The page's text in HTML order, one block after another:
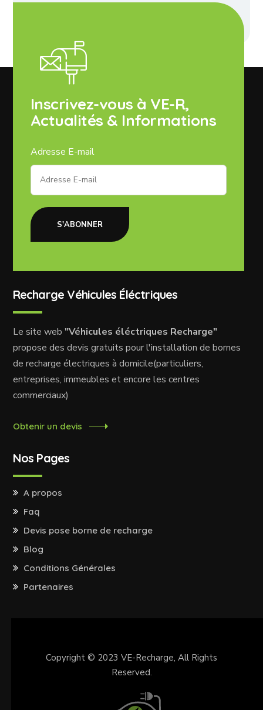
Inscrivez-vous à VE-R,
Actualités & Informations
Adresse E-mail
S'ABONNER
Recharge Véhicules Éléctriques
Le site web "Véhicules éléctriques Recharge"
propose des devis gratuits pour l'installation de bornes
de recharge électriques à domicile(particuliers,
entreprises, immeubles et encore les centres
commerciaux)
Obtenir un devis
Nos Pages
A propos
Faq
Devis pose borne de recharge
Blog
Conditions Générales
Partenaires
Copyright © 2023 VE-Recharge, All Rights
Reserved.